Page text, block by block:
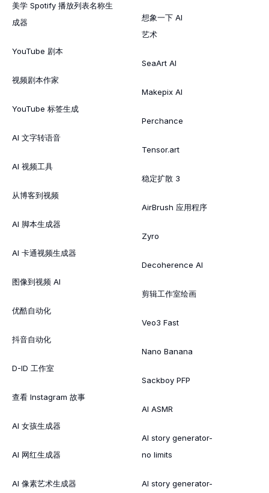
美学 Spotify 播放列表名称生
成器
YouTube 剧本
视频剧本作家
YouTube 标签生成
AI 文字转语音
AI 视频工具
从博客到视频
AI 脚本生成器
AI 卡通视频生成器
图像到视频 AI
优酷自动化
抖音自动化
D-ID 工作室
查看 Instagram 故事
AI 女孩生成器
AI 网红生成器
AI 像素艺术生成器
想象一下 AI
艺术
SeaArt AI
Makepix AI
Perchance
Tensor.art
稳定扩散 3
AirBrush 应用程序
Zyro
Decoherence AI
剪辑工作室绘画
Veo3 Fast
Nano Banana
Sackboy PFP
AI ASMR
AI story generator-
no limits
AI story generator-